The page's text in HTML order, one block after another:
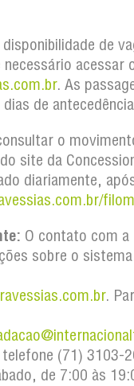
de
acessar
. As
de
o
site da
diariamente,
O contato com a
sobre o
.
(71) 3103-
de 7:00 às